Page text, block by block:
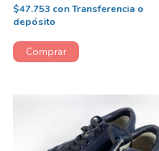
$47.753 conTransferencia o
depósito